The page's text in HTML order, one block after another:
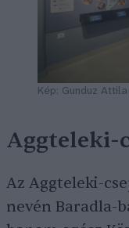
Kép: Gunduz
Aggteleki-
Az Aggteleki-
nevén Baradla-